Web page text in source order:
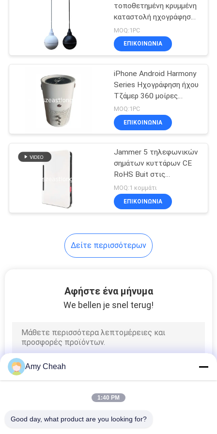
Ακουστικό Jammer
καταγραφής
5G Jammer
Ανάλυση
σήματος
Δίκτυο ασύρματης
επικοινωνίας
τοποθετημένη κρυμμένη
καταστολή ηχογράφησης
για τη χρήση συνάντηση
MOQ:1PC
ΕΠΙΚΟΙΝΩΝΊΑ
iPhone Android Harmony
Series Ηχογράφηση ήχου
Τζάμερ 360 μοίρες
Επιτραπέζιος
υπολογιστής 2-5 μέτρα
MOQ:1PC
ΕΠΙΚΟΙΝΩΝΊΑ
Jammer 5 τηλεφωνικών
σημάτων κυττάρων CE
RoHS Buit στις
πανκατευθυντικές
κεραίες 160*100*30 χιλ.
MOQ:1 κομμάτι
ΕΠΙΚΟΙΝΩΝΊΑ
Δείτε περισσότερων
Αφήστε ένα μήνυμα
We bellen je snel terug!
Amy Cheah
1:40 PM
Good day, what product are you looking for?